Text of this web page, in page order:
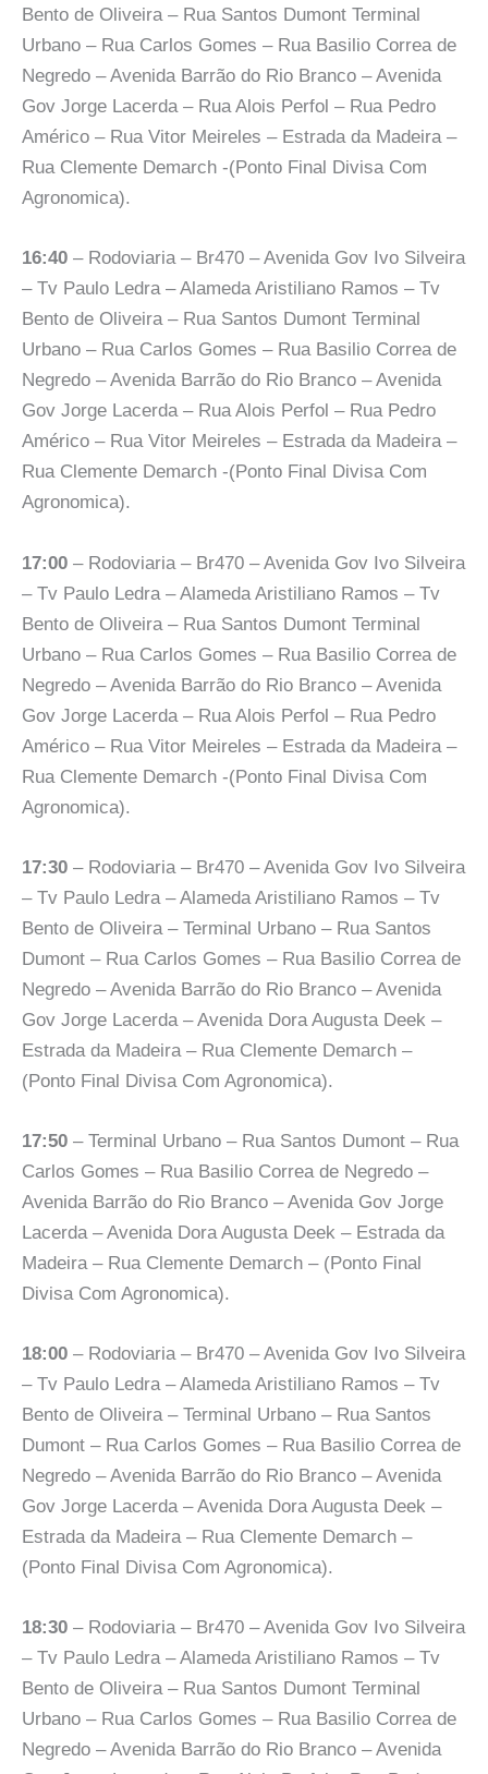
Bento de Oliveira – Rua Santos Dumont Terminal
Urbano – Rua Carlos Gomes – Rua Basilio Correa de
Negredo – Avenida Barrão do Rio Branco – Avenida
Gov Jorge Lacerda – Rua Alois Perfol – Rua Pedro
Américo – Rua Vitor Meireles – Estrada da Madeira –
Rua Clemente Demarch -(Ponto Final Divisa Com
Agronomica).
16:40 – Rodoviaria – Br470 – Avenida Gov Ivo Silveira
– Tv Paulo Ledra – Alameda Aristiliano Ramos – Tv
Bento de Oliveira – Rua Santos Dumont Terminal
Urbano – Rua Carlos Gomes – Rua Basilio Correa de
Negredo – Avenida Barrão do Rio Branco – Avenida
Gov Jorge Lacerda – Rua Alois Perfol – Rua Pedro
Américo – Rua Vitor Meireles – Estrada da Madeira –
Rua Clemente Demarch -(Ponto Final Divisa Com
Agronomica).
17:00 – Rodoviaria – Br470 – Avenida Gov Ivo Silveira
– Tv Paulo Ledra – Alameda Aristiliano Ramos – Tv
Bento de Oliveira – Rua Santos Dumont Terminal
Urbano – Rua Carlos Gomes – Rua Basilio Correa de
Negredo – Avenida Barrão do Rio Branco – Avenida
Gov Jorge Lacerda – Rua Alois Perfol – Rua Pedro
Américo – Rua Vitor Meireles – Estrada da Madeira –
Rua Clemente Demarch -(Ponto Final Divisa Com
Agronomica).
17:30 – Rodoviaria – Br470 – Avenida Gov Ivo Silveira
– Tv Paulo Ledra – Alameda Aristiliano Ramos – Tv
Bento de Oliveira – Terminal Urbano – Rua Santos
Dumont – Rua Carlos Gomes – Rua Basilio Correa de
Negredo – Avenida Barrão do Rio Branco – Avenida
Gov Jorge Lacerda – Avenida Dora Augusta Deek –
Estrada da Madeira – Rua Clemente Demarch –
(Ponto Final Divisa Com Agronomica).
17:50 – Terminal Urbano – Rua Santos Dumont – Rua
Carlos Gomes – Rua Basilio Correa de Negredo –
Avenida Barrão do Rio Branco – Avenida Gov Jorge
Lacerda – Avenida Dora Augusta Deek – Estrada da
Madeira – Rua Clemente Demarch – (Ponto Final
Divisa Com Agronomica).
18:00 – Rodoviaria – Br470 – Avenida Gov Ivo Silveira
– Tv Paulo Ledra – Alameda Aristiliano Ramos – Tv
Bento de Oliveira – Terminal Urbano – Rua Santos
Dumont – Rua Carlos Gomes – Rua Basilio Correa de
Negredo – Avenida Barrão do Rio Branco – Avenida
Gov Jorge Lacerda – Avenida Dora Augusta Deek –
Estrada da Madeira – Rua Clemente Demarch –
(Ponto Final Divisa Com Agronomica).
18:30 – Rodoviaria – Br470 – Avenida Gov Ivo Silveira
– Tv Paulo Ledra – Alameda Aristiliano Ramos – Tv
Bento de Oliveira – Rua Santos Dumont Terminal
Urbano – Rua Carlos Gomes – Rua Basilio Correa de
Negredo – Avenida Barrão do Rio Branco – Avenida